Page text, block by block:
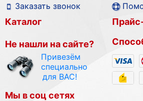
Заказать звонок
Каталог
Не нашли на сайте?
Привезём
специально
для ВАС!
Мы в соц сетях